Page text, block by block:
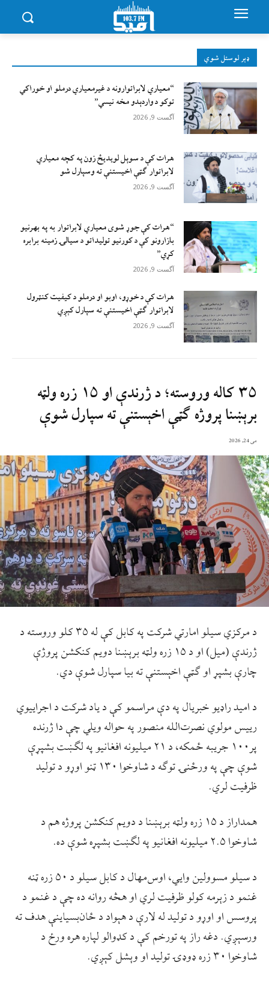
ډېر لوستل شوي
“معیاري لابراتوارونه د غیرمعیاري درملو او خوراکي
توکو د واردېدو مخه نیسي”
آگست 9, 2026
هرات کې د سوېل ‌لویدیځ زون په کچه معیاري
لابراتوار ګټې اخیستنې ته وسپارل شو
آگست 9, 2026
“هرات کې جوړ شوی معیاري لابراتوار به په بهرنیو
بازارونو کې د کورنیو تولیداتو د سیالۍ زمینه برابره
کړي”
آگست 9, 2026
هرات کې د خوړو، اوبو او درملو د کیفیت کنټرول
لابراتوار ګټې اخيستنې ته سپارل کېږي
آگست 9, 2026
۳۵ کاله وروسته؛ د ژرندې او ۱۵ زره ولټه
برېښنا پروژه ګټې اخېستنې ته سپارل شوې
می 24, 2026
د مرکزي سيلو امارتي شرکت په کابل کې له ۳۵ کلو وروسته د
ژرندې (ميل) او د ۱۵ زره ولټه برېښنا دويم کنکشن پروژې
چارې بشپړ او ګټې اخېستنې ته بيا سپارل شوې دي.
د اميد راډيو خبريال په دې مراسمو کې د ياد شرکت د اجراييوي
رييس مولوي نصرت‌الله منصور په حواله ويلي چې دا ژرنده
پر۱۰۰ جريبه ځمکه، د ۲۱ ميليونه افغانيو په لګښت بشپړې
شوې چې په ورځنۍ توګه د شاوخوا ۱۳۰ ټنو اوړو د توليد
ظرفيت لري.
همداراز د ۱۵ زره ولټه برېښنا د دویم کنکشن پروژه هم د
شاوخوا ۲.۵ میلیونه افغانیو په لګښت بشپړه شوې ده.
د سیلو مسوولین وایي، اوس‌مهال د کابل سیلو د ۵۰ زره ټنه
غنمو د زېرمه کولو ظرفیت لري او هڅه روانه ده چې د غنمو د
پروسس او اوړو د تولید له لارې د هېواد د ځان‌بسیاینې هدف ته
ورسېږي. دغه راز په تورخم کې د کډوالو لپاره هره ورځ د
شاوخوا ۳۰ زره ډوډۍ تولید او وېشل کېږي.